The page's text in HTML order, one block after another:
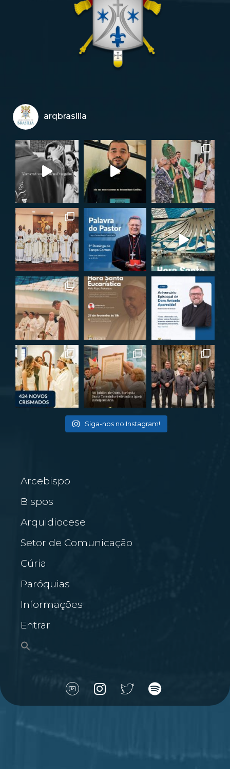
arqbrasilia
Siga-nos no Instagram!
Arcebispo
Bispos
Arquidiocese
Setor de Comunicação
Cúria
Paróquias
Informações
Entrar